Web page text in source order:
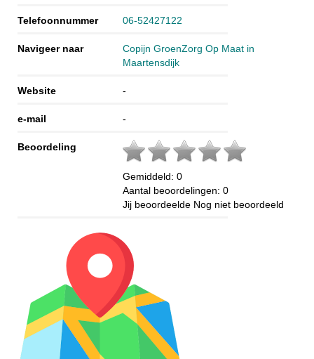
Telefoonnummer 06-52427122
Navigeer naar
Copijn GroenZorg Op Maat in
Maartensdijk
Website -
e-mail -
Beoordeling
Gemiddeld: 0
Aantal beoordelingen: 0
Jij beoordeelde Nog niet beoordeeld